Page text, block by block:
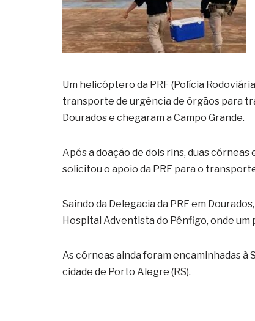
Um helicóptero da PRF (Polícia
transporte de urgência de órgãos para
Dourados e chegaram a Campo Grande.
Após a doação de dois rins, duas córneas
solicitou o apoio da PRF para o
Saindo da Delegacia da PRF em
Hospital Adventista do Pênfigo, onde
As córneas ainda foram encaminhadas à
cidade de Porto Alegre (RS).